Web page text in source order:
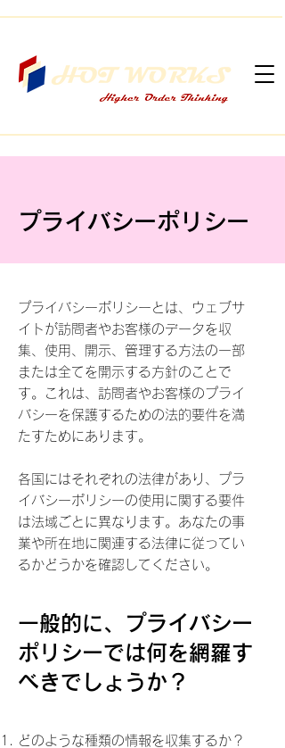
プライバシーポリシー
プライバシーポリシーとは、ウェブサ
イトが訪問者やお客様のデータを収
集、使用、開示、管理する方法の一部
または全てを開示する方針のことで
す。これは、訪問者やお客様のプライ
バシーを保護するための法的要件を満
たすためにあります。
各国にはそれぞれの法律があり、プラ
イバシーポリシーの使用に関する要件
は法域ごとに異なります。あなたの事
業や所在地に関連する法律に従ってい
るかどうかを確認してください。
一般的に、プライバシー
ポリシーでは何を網羅す
べきでしょうか？
どのような種類の情報を収集するか？